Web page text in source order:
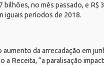
no mês passado, e R$
iguais períodos de 2018.
da arrecadação em
Receita, “a paralisação